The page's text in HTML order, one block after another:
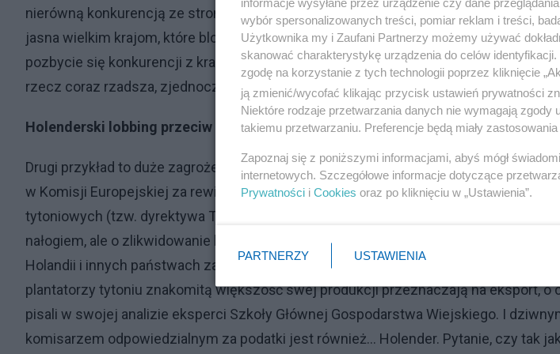
nierówną konkurencją ze strony ukraińskich przewoźników, którzy korzystają z
jasna wielkim krajom, które blokują zmianę tego stanu rzeczy nie chodzi o okazanie
pozbycie się konkurencji z krajów naszego regionu, z Polską na czele. Tu od lewa
rzecz coraz rzadsza, zjednoczeni. Mimo tego póki co bez efektu.
Holenderski lobbing przeciw polskim plantatorom
Drugi przykład to duże zagrożenie wiszące nad polskimi plantatorami tytoniu. Otóż
w Komisji Europejskiej za rewizją dyrektywy w sprawie struktury oraz stawek
tytoniowych (tzw. dyrektywa TED). I znowuż, nie chodzi tu o ze wszech miar słuszną
nałogiem, ale o zlikwidowanie konkurencji z Polski. Ponieważ ze względu na wysokie
Holandii i innych państwach zachodnioeuropejskich na tamten rynek trafiają tańsze,
plantatorzy tytoniu znakomitą większość swej produkcji przeznaczają na eksport, o
pisali w swojej analizie eksperci Szkoły Głównej Gospodarstwa Wiejskiego. I
komisarzem odpowiedzialnym za podatki jest również… Holender. Pytanie, czy tak
wybór spersonalizowanych treści, pomiar reklam i treści,
Użytkownika my i Zaufani Partnerzy możemy używać
skanować charakterystykę urządzenia do celów
zgodę na korzystanie z tych technologii poprzez kliknięcie
ją zmienić/wycofać klikając przycisk ustawień prywatności
Niektóre rodzaje przetwarzania danych nie wymagają
takiemu przetwarzaniu. Preferencje będą miały
Zapoznaj się z poniższymi informacjami, abyś mógł
internetowych. Szczegółowe informacje dotyczące
Prywatności i Cookies oraz po kliknięciu w „Ustawienia”.
PARTNERZY USTAWIENIA